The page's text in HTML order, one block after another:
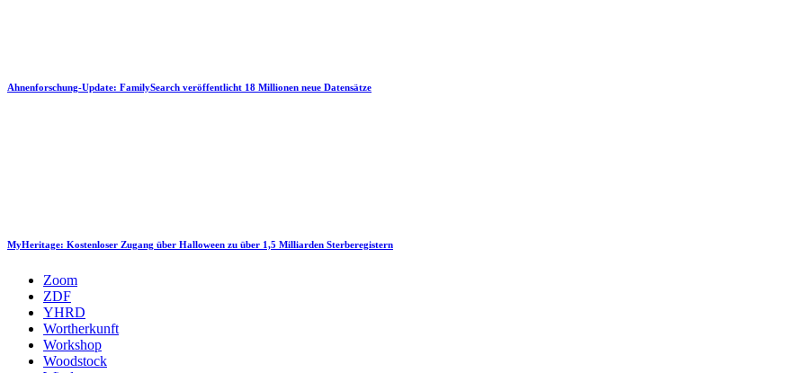
Ahnenforschung-Update: FamilySearch veröffentlicht 18 Millionen neue Datensätze
MyHeritage: Kostenloser Zugang über Halloween zu über 1,5 Milliarden Sterberegistern
Zoom
ZDF
YHRD
Wortherkunft
Workshop
Woodstock